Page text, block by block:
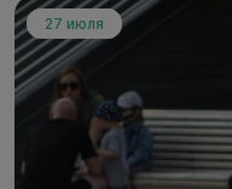
27 июля